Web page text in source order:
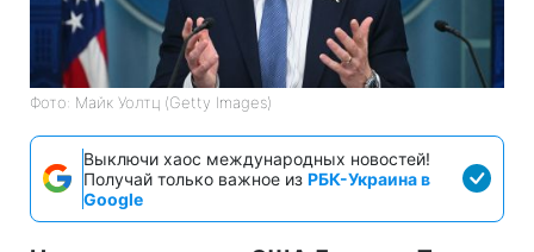
Фото: Майк Уолтц (Getty Images)
Выключи хаос международных новостей!
Получай только важное из РБК-Украина в
Google